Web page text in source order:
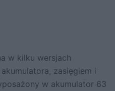
w kilku wersjach
zasięgiem i
w akumulator 63